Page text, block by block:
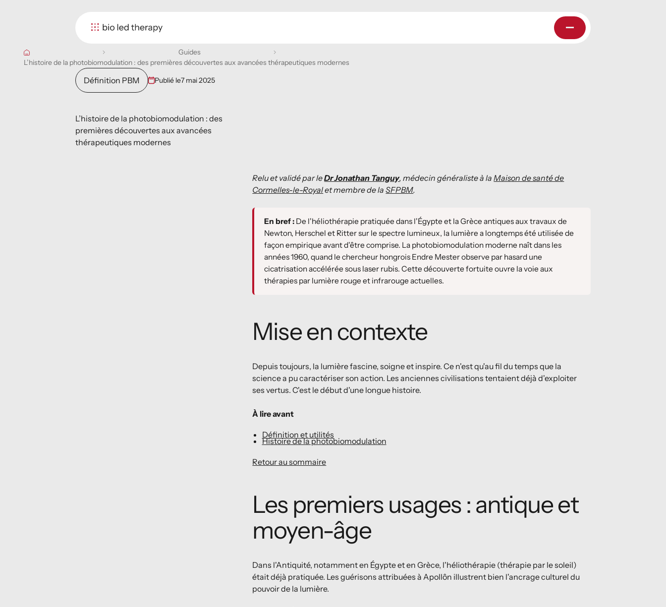
Guides
L’histoire de la photobiomodulation : des premières découvertes aux avancées thérapeutiques modernes
Définition PBM Publié le7 mai 2025
L’histoire de la photobiomodulation : des
premières découvertes aux avancées
thérapeutiques modernes
Relu et validé par leDr Jonathan Tanguy, médecin généraliste à laMaison de santé de
Cormelles-le-Royalet membre de laSFPBM.
En bref : De l'héliothérapie pratiquée dans l'Égypte et la Grèce antiques aux travaux de
Newton, Herschel et Ritter sur le spectre lumineux, la lumière a longtemps été utilisée de
façon empirique avant d'être comprise. La photobiomodulation moderne naît dans les
années 1960, quand le chercheur hongrois Endre Mester observe par hasard une
cicatrisation accélérée sous laser rubis. Cette découverte fortuite ouvre la voie aux
thérapies par lumière rouge et infrarouge actuelles.
Mise en contexte
Depuis toujours, la lumière fascine, soigne et inspire. Ce n'est qu'au fil du temps que la
science a pu caractériser son action. Les anciennes civilisations tentaient déjà d'exploiter
ses vertus. C'est le début d'une longue histoire.
À lire avant
Définition et utilités
Histoire de la photobiomodulation
Retour au sommaire
Les premiers usages : antique et
moyen-âge
Dans l'Antiquité, notamment en Égypte et en Grèce, l'héliothérapie (thérapie par le soleil)
était déjà pratiquée. Les guérisons attribuées à Apollôn illustrent bien l'ancrage culturel du
pouvoir de la lumière.